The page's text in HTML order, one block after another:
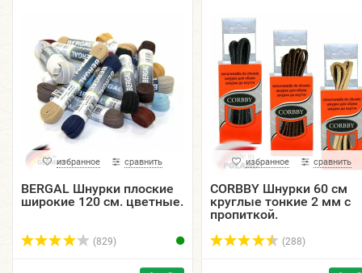
избранное сравнить
BERGAL Шнурки плоские
широкие 120 см. цветные.
(829)
избранное сравнить
CORBBY Шнурки 60 см
круглые тонкие 2 мм с
пропиткой.
(288)